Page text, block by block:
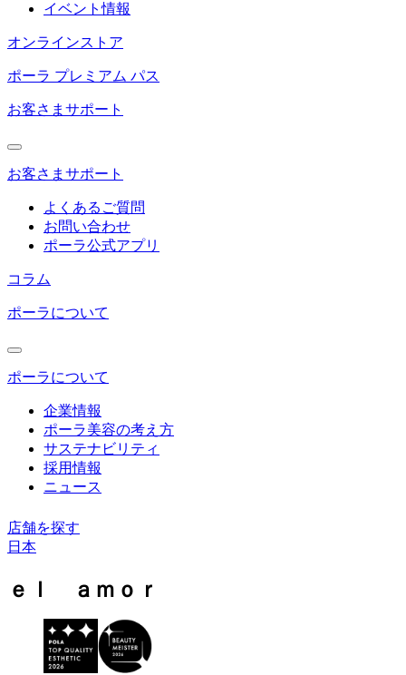
イベント情報
オンラインストア
ポーラ プレミアム パス
お客さまサポート
お客さまサポート
よくあるご質問
お問い合わせ
ポーラ公式アプリ
コラム
ポーラについて
ポーラについて
企業情報
ポーラ美容の考え方
サステナビリティ
採用情報
ニュース
店舗を探す
日本
コ
ン
ｅｌ ａｍｏｒ